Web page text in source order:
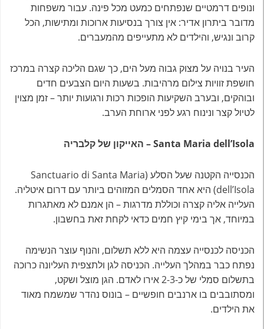
ונופים דרמטיים שנפתחים כמעט מכל פינה. עבור משפחות
מדובר ביתרון אדיר: אין צורך בנסיעות ארוכות ומתישות, הכל
קרוב ונגיש, והילדים לא מתעייפים מהמעברים.
העיר בנויה על מצוק גבוה מעל הים, כך שגם הליכה קצרה במרכז
חושפת זוויות צילום מרהיבות. בשעות היום הצבעים חדים
ובוהקים, ובערב השקיעות הופכות רכות ורגועות יותר – זמן מצוין
לטיול קצר ונינוח רגע לפני ארוחת הערב.
Santa Maria dell’Isola – האייקון של קלבריה
הכנסייה הקטנה שעל הסלע (Sanctuario di Santa Maria
dell’Isola) היא אחד הסמלים המזוהים ביותר עם דרום איטליה.
העלייה אליה קצרה וכוללת מדרגות – הן אמנם לא מאתגרות
במיוחד, אך בימי קיץ חמים כדאי לקחת זאת בחשבון.
הכניסה לכנסייה עצמה היא ללא תשלום, והנוף עוצר הנשימה
נפתח כבר במהלך העלייה. הכניסה לגן ולתצפית העליונה כרוכה
בתשלום סמלי של כ-2-3 אירו לאדם. הגן מוצל ושקט,
ומסתובבים בו ארנבים חופשיים – בונוס נהדר שמשמח מאוד
את הילדים.